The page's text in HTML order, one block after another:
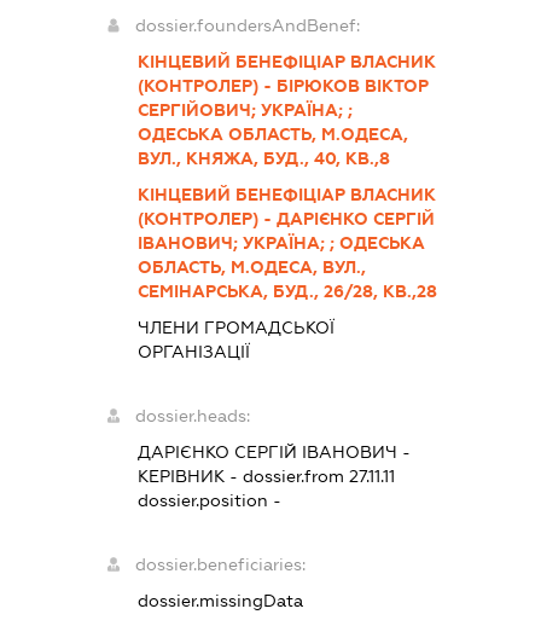
dossier.foundersAndBenef:
КІНЦЕВИЙ БЕНЕФІЦІАР ВЛАСНИК
(КОНТРОЛЕР) - БІРЮКОВ ВІКТОР
СЕРГІЙОВИЧ; УКРАЇНА; ;
ОДЕСЬКА ОБЛАСТЬ, М.ОДЕСА,
ВУЛ., КНЯЖА, БУД., 40, КВ.,8
КІНЦЕВИЙ БЕНЕФІЦІАР ВЛАСНИК
(КОНТРОЛЕР) - ДАРІЄНКО СЕРГІЙ
ІВАНОВИЧ; УКРАЇНА; ; ОДЕСЬКА
ОБЛАСТЬ, М.ОДЕСА, ВУЛ.,
СЕМІНАРСЬКА, БУД., 26/28, КВ.,28
ЧЛЕНИ ГРОМАДСЬКОЇ
ОРГАНІЗАЦІЇ
dossier.heads:
ДАРІЄНКО СЕРГІЙ ІВАНОВИЧ -
КЕРІВНИК - dossier.from 27.11.11
dossier.position -
dossier.beneficiaries:
dossier.missingData